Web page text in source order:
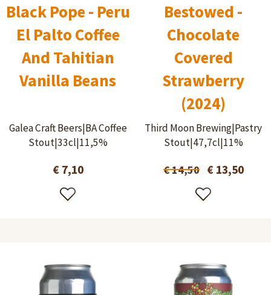
Black Pope - Peru
El Palto Coffee
And Tahitian
Vanilla Beans
Galea Craft Beers|BA Coffee
Stout|33cl|11,5%
€ 7,10
Bestowed -
Chocolate
Covered
Strawberry
(2024)
Third Moon Brewing|Pastry
Stout|47,7cl|11%
€ 14,50 € 13,50